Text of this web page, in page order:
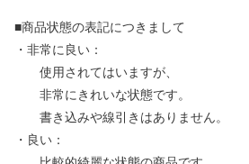
■商品状態の表記につきまして
・非常に良い：
使用されてはいますが、
非常にきれいな状態です。
書き込みや線引きはありません。
・良い：